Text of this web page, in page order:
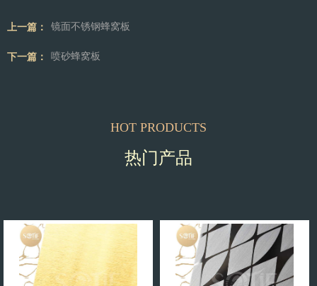
上一篇： 镜面不锈钢蜂窝板
下一篇： 喷砂蜂窝板
HOT PRODUCTS
热门产品